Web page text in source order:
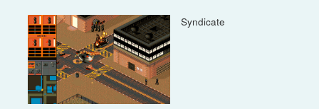
Syndicate